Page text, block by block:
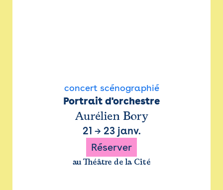
concert scénographié
Portrait d'orchestre
Aurélien Bory
21 → 23 janv.
Réserver
au Théâtre de la Cité